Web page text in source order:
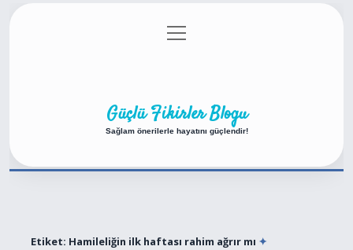
Gizlilik Politikası
menüyü
aç
Güçlü Fikirler Blogu
Sağlam önerilerle hayatını güçlendir!
Etiket: Hamileliğin ilk haftası rahim ağrır mı